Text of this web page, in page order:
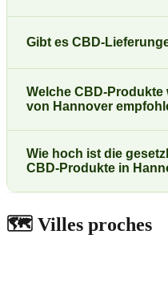
Gibt es CBD-
Welche CBD-
von Hannover
Wie hoch ist die
CBD-Produkte in
🗺️ Villes proches